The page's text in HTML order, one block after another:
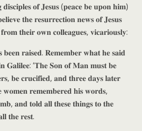
𝐝𝐢𝐬𝐜𝐢𝐩𝐥𝐞𝐬 𝐨𝐟 𝐉𝐞𝐬𝐮𝐬 (𝐩𝐞𝐚𝐜𝐞 𝐛𝐞 𝐮𝐩𝐨𝐧 𝐡𝐢𝐦)
𝐭𝐡𝐞 𝐫𝐞𝐬𝐮𝐫𝐫𝐞𝐜𝐭𝐢𝐨𝐧 𝐧𝐞𝐰𝐬 𝐨𝐟 𝐉𝐞𝐬𝐮𝐬
𝐭𝐡𝐞𝐢𝐫 𝐨𝐰𝐧 𝐜𝐨𝐥𝐥𝐞𝐚𝐠𝐮𝐞𝐬, 𝐯𝐢𝐜𝐚𝐫𝐢𝐨𝐮𝐬𝐥𝐲:
𝐛𝐞𝐞𝐧 𝐫𝐚𝐢𝐬𝐞𝐝. 𝐑𝐞𝐦𝐞𝐦𝐛𝐞𝐫 𝐰𝐡𝐚𝐭 𝐡𝐞 𝐬𝐚𝐢𝐝
𝐆𝐚𝐥𝐢𝐥𝐞𝐞: ‘𝐓𝐡𝐞 𝐒𝐨𝐧 𝐨𝐟 𝐌𝐚𝐧 𝐦𝐮𝐬𝐭 𝐛𝐞
𝐛𝐞 𝐜𝐫𝐮𝐜𝐢𝐟𝐢𝐞𝐝, 𝐚𝐧𝐝 𝐭𝐡𝐫𝐞𝐞 𝐝𝐚𝐲𝐬 𝐥𝐚𝐭𝐞𝐫
𝐰𝐨𝐦𝐞𝐧 𝐫𝐞𝐦𝐞𝐦𝐛𝐞𝐫𝐞𝐝 𝐡𝐢𝐬 𝐰𝐨𝐫𝐝𝐬,
𝐚𝐧𝐝 𝐭𝐨𝐥𝐝 𝐚𝐥𝐥 𝐭𝐡𝐞𝐬𝐞 𝐭𝐡𝐢𝐧𝐠𝐬 𝐭𝐨 𝐭𝐡𝐞
𝐭𝐡𝐞 𝐫𝐞𝐬𝐭.